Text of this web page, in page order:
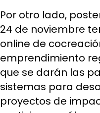
Por otro lado,
24 de noviembre
online de
emprendimiento
que se darán las
sistemas para
proyectos de